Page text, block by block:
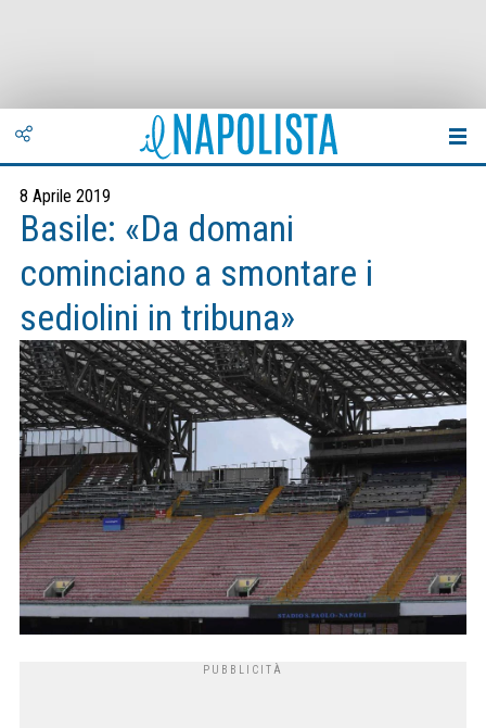
8 Aprile 2019
Basile: «Da domani
cominciano a smontare i
sediolini in tribuna»